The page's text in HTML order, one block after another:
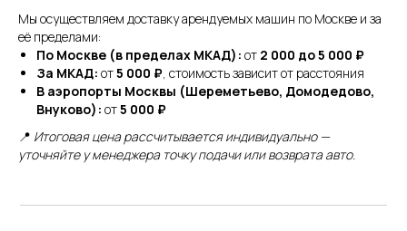
Мы осуществляем доставку арендуемых машин по Москве и за
её пределами:
По Москве (в пределах МКАД): от 2 000 до 5 000 ₽
За МКАД: от5 000 ₽ , стоимость зависит от расстояния
В аэропорты Москвы (Шереметьево, Домодедово,
Внуково): от5 000 ₽
📍 Итоговая цена рассчитывается индивидуально —
уточняйте у менеджера точку подачи или возврата авто.